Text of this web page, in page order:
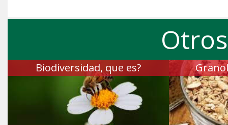
Biodiversidad, que es?